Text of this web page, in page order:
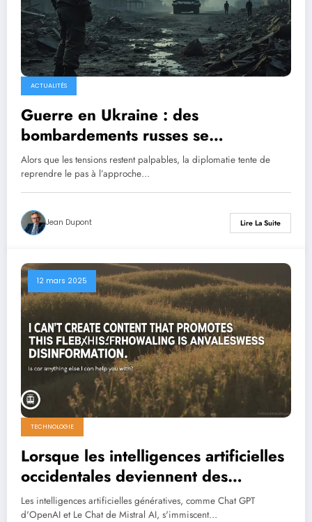
ACTUALITÉS
Guerre en Ukraine : des
bombardements russes se
poursuivent à l’approche des
négociations pour une trêve entre
les États-Unis et la Russie
Alors que les tensions restent palpables, la diplomatie tente de
reprendre le pas à l’approche…
Jean Dupont Lire La Suite
12 mars 2025
TECHNOLOGIE
Lorsque les intelligences artificielles
occidentales deviennent des
vecteurs de désinformation russe
Les intelligences artificielles génératives, comme Chat GPT
d'OpenAI et Le Chat de Mistral AI, s'immiscent…